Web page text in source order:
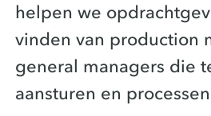
helpen we
vinden van production
general managers die
aansturen en